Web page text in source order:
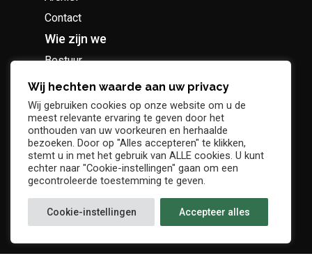
Contact
Wie zijn we
Bestuur
Geschiedenis
Supportersclub
Socio Business Club
Wij hechten waarde aan uw privacy
Wij gebruiken cookies op onze website om u de
meest relevante ervaring te geven door het
onthouden van uw voorkeuren en herhaalde
bezoeken. Door op "Alles accepteren" te klikken,
stemt u in met het gebruik van ALLE cookies. U kunt
echter naar "Cookie-instellingen" gaan om een
gecontroleerde toestemming te geven.
Cookie-instellingen Accepteer alles